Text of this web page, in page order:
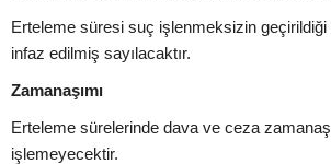
Erteleme süresi suç işlenmeksizin
infaz edilmiş sayılacaktır.
Zamanaşımı
Erteleme sürelerinde dava ve ceza
işlemeyecektir.